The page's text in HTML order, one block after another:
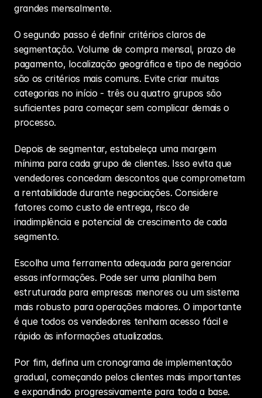
grandes mensalmente.
O segundo passo é definir critérios claros de
segmentação. Volume de compra mensal, prazo de
pagamento, localização geográfica e tipo de negócio
são os critérios mais comuns. Evite criar muitas
categorias no início - três ou quatro grupos são
suficientes para começar sem complicar demais o
processo.
Depois de segmentar, estabeleça uma margem
mínima para cada grupo de clientes. Isso evita que
vendedores concedam descontos que comprometam
a rentabilidade durante negociações. Considere
fatores como custo de entrega, risco de
inadimplência e potencial de crescimento de cada
segmento.
Escolha uma ferramenta adequada para gerenciar
essas informações. Pode ser uma planilha bem
estruturada para empresas menores ou um sistema
mais robusto para operações maiores. O importante
é que todos os vendedores tenham acesso fácil e
rápido às informações atualizadas.
Por fim, defina um cronograma de implementação
gradual, começando pelos clientes mais importantes
e expandindo progressivamente para toda a base.